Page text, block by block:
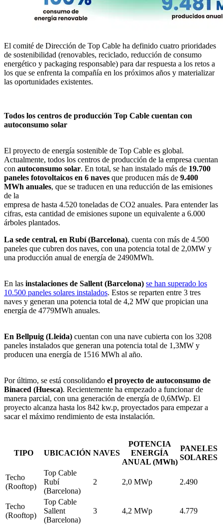
El comité de Dirección de Top Cable ha definido cuatro prioridades
de sostenibilidad (renovables, reciclado, reducción de consumo
energético y packaging responsable) para dar respuesta a los retos a
los que se enfrenta la compañía en los próximos años y materializar
las oportunidades existentes.
Todos los centros de producción Top Cable cuentan con
autoconsumo solar
El proyecto de energía sostenible de Top Cable es global.
Actualmente, todos los centros de producción de la empresa cuentan
con autoconsumo solar. En total, se han instalado más de 19.700
paneles fotovoltaicos en 6 naves que producen más de 9.400
MWh anuales, que se traducen en una reducción de las emisiones
de la
empresa de hasta 4.520 toneladas de CO2 anuales. Para entender las
cifras, esta cantidad de emisiones supone un equivalente a 6.000
árboles plantados.
La sede central, en Rubí (Barcelona), cuenta con más de 4.500
paneles que cubren dos naves, con una potencia total de 2,0MW y
una producción anual de energía de 2490MWh.
En las instalaciones de Sallent (Barcelona) se han superado los
10.500 paneles solares instalados. Estos se reparten entre 3 tres
naves y generan una potencia total de 4,2 MW que propician una
energía de 4779MWh anuales.
En Bellpuig (Lleida) cuentan con una nave cubierta con los 3208
paneles instalados que generan una potencia total de 1,3MW y
producen una energía de 1516 MWh al año.
Por último, se está consolidando el proyecto de autoconsumo de
Binaced (Huesca). Recientemente ha empezado a funcionar de
manera parcial, con una generación de energía de 0,6MWp. El
proyecto alcanza hasta los 842 kw.p, proyectados para empezar a
sacar el máximo rendimiento de esta instalación.
TIPO UBICACIÓN NAVES
POTENCIA
ENERGÍA
ANUAL (MWh)
PANELES
SOLARES
Techo
(Rooftop)
Top Cable
Rubí
(Barcelona)
2 2,0 MWp 2.490
Techo
(Rooftop)
Top Cable
Sallent
(Barcelona)
3 4,2 MWp 4.779